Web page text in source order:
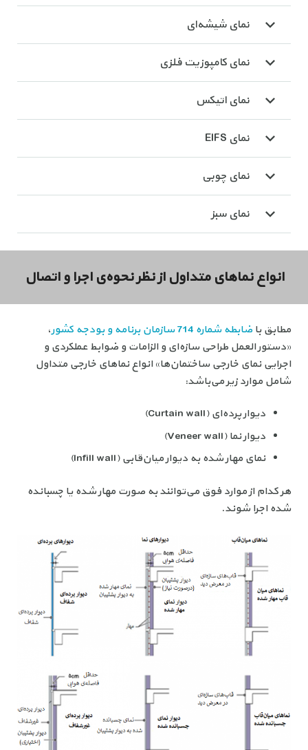
نمای شیشه‌ای
نمای کامپوزیت فلزی
نمای اتیکس
نمای EIFS
نمای چوبی
نمای سبز
انواع نماهای متداول از نظر نحوه‌ی اجرا و اتصال
مطابق با ضابطه شماره 714 سازمان برنامه و بودجه کشور
،
«دستور العمل طراحی سازه‌ای و الزامات و ضوابط عملکردی و
اجرایی نمای خارجی ساختمان‌ها» انواع نماهای خارجی متداول
شامل موارد زیر می‌باشد:
دیوار پرده‌ای (Curtain wall)
دیوار نما (Veneer wall)
نمای مهار شده به دیوار میان‌قابی (Infill wall)
هر کدام از موارد فوق می‌توانند به صورت مهار شده یا چسبانده
شده اجرا شوند.